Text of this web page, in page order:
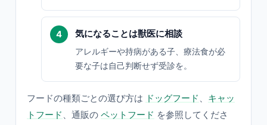
気になることは獣医に相談
アレルギーや持病がある子、療法食が必
要な子は自己判断せず受診を。
フードの種類ごとの選び方は ドッグフード 、 キャッ
トフード 、通販の ペットフード を参照してくださ